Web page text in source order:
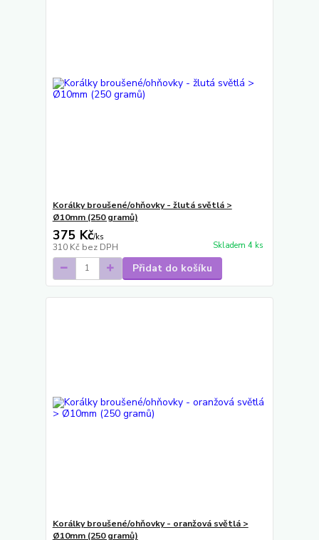
Korálky broušené/ohňovky - žlutá světlá >
Ø10mm (250 gramů)
375 Kč/ks
310 Kč bez DPH Skladem 4 ks
Přidat do košíku
Korálky broušené/ohňovky - oranžová světlá >
Ø10mm (250 gramů)